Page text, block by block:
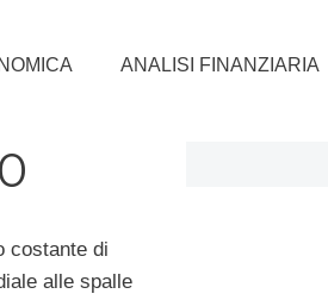
ANALISI FINANZIARIA
costante di
alle spalle